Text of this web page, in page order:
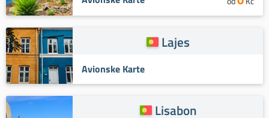
Lajes
Avionske Karte
Lisabon